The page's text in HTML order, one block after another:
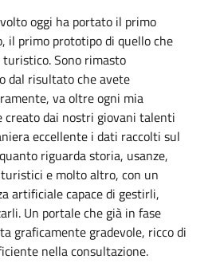
oggi ha portato il primo
il primo prototipo di quello che
Sono rimasto
dal risultato che avete
va oltre ogni mia
creato dai nostri giovani talenti
eccellente i dati raccolti sul
riguarda storia, usanze,
e molto altro, con un
artificiale capace di gestirli,
Un portale che già in fase
graficamente gradevole, ricco di
nella consultazione.